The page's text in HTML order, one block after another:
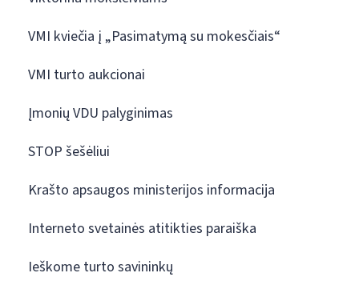
VMI kviečia į „Pasimatymą su mokesčiais“
VMI turto aukcionai
Įmonių VDU palyginimas
STOP šešėliui
Krašto apsaugos ministerijos informacija
Interneto svetainės atitikties paraiška
Ieškome turto savininkų